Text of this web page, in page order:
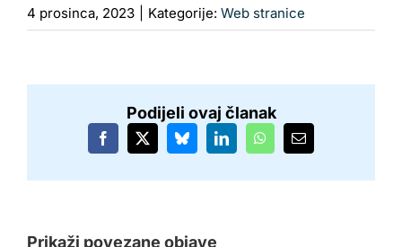
4 prosinca, 2023 Kategorije: Web stranice
Podijeli ovaj članak
Facebook
X BlueskyLinkedInWhatsAppEmail:
Prikaži povezane objave